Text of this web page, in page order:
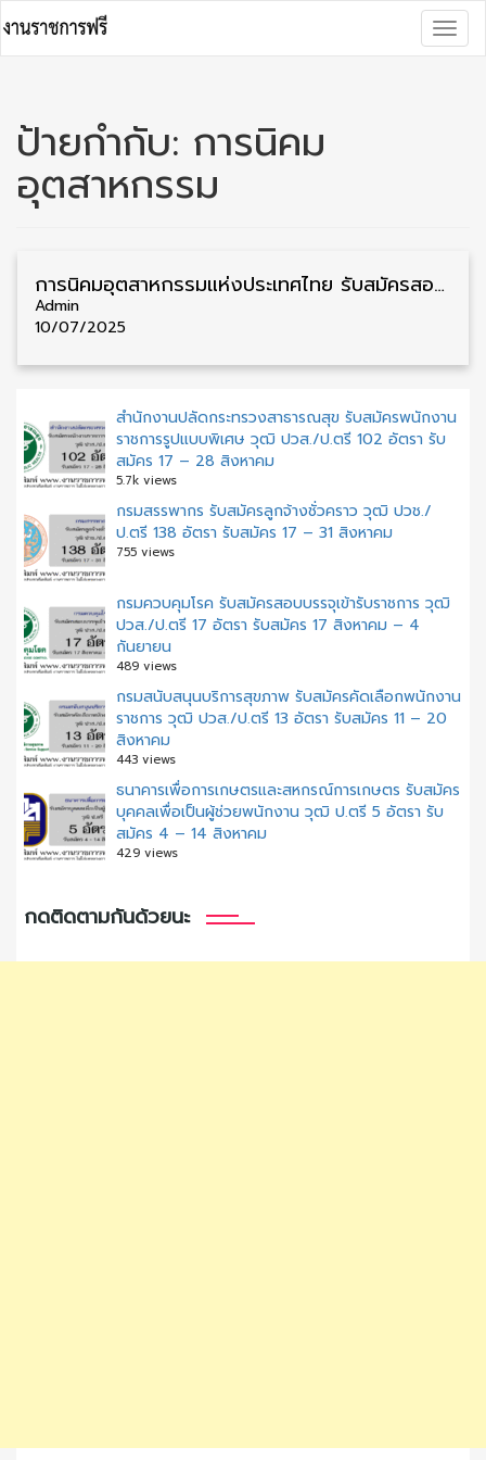
to
content
ป้ายกำกับ: การนิคม
อุตสาหกรรม
การนิคมอุตสาหกรรมแห่งประเทศไทย รับสมัครสอบบรรจุเป็นพนักงาน วุฒิ ป.ตรี/ป.โท 33 อัตรา รับสมัคร 14 – 29 กรกฎาคม
Admin
10/07/2025
สำนักงานปลัดกระทรวงสาธารณสุข รับสมัครพนักงาน
ราชการรูปแบบพิเศษ วุฒิ ปวส./ป.ตรี 102 อัตรา รับ
สมัคร 17 – 28 สิงหาคม
5.7k views
กรมสรรพากร รับสมัครลูกจ้างชั่วคราว วุฒิ ปวช./
ป.ตรี 138 อัตรา รับสมัคร 17 – 31 สิงหาคม
755 views
กรมควบคุมโรค รับสมัครสอบบรรจุเข้ารับราชการ วุฒิ
ปวส./ป.ตรี 17 อัตรา รับสมัคร 17 สิงหาคม – 4
กันยายน
489 views
กรมสนับสนุนบริการสุขภาพ รับสมัครคัดเลือกพนักงาน
ราชการ วุฒิ ปวส./ป.ตรี 13 อัตรา รับสมัคร 11 – 20
สิงหาคม
443 views
ธนาคารเพื่อการเกษตรและสหกรณ์การเกษตร รับสมัคร
บุคคลเพื่อเป็นผู้ช่วยพนักงาน วุฒิ ป.ตรี 5 อัตรา รับ
สมัคร 4 – 14 สิงหาคม
429 views
กดติดตามกันด้วยนะ